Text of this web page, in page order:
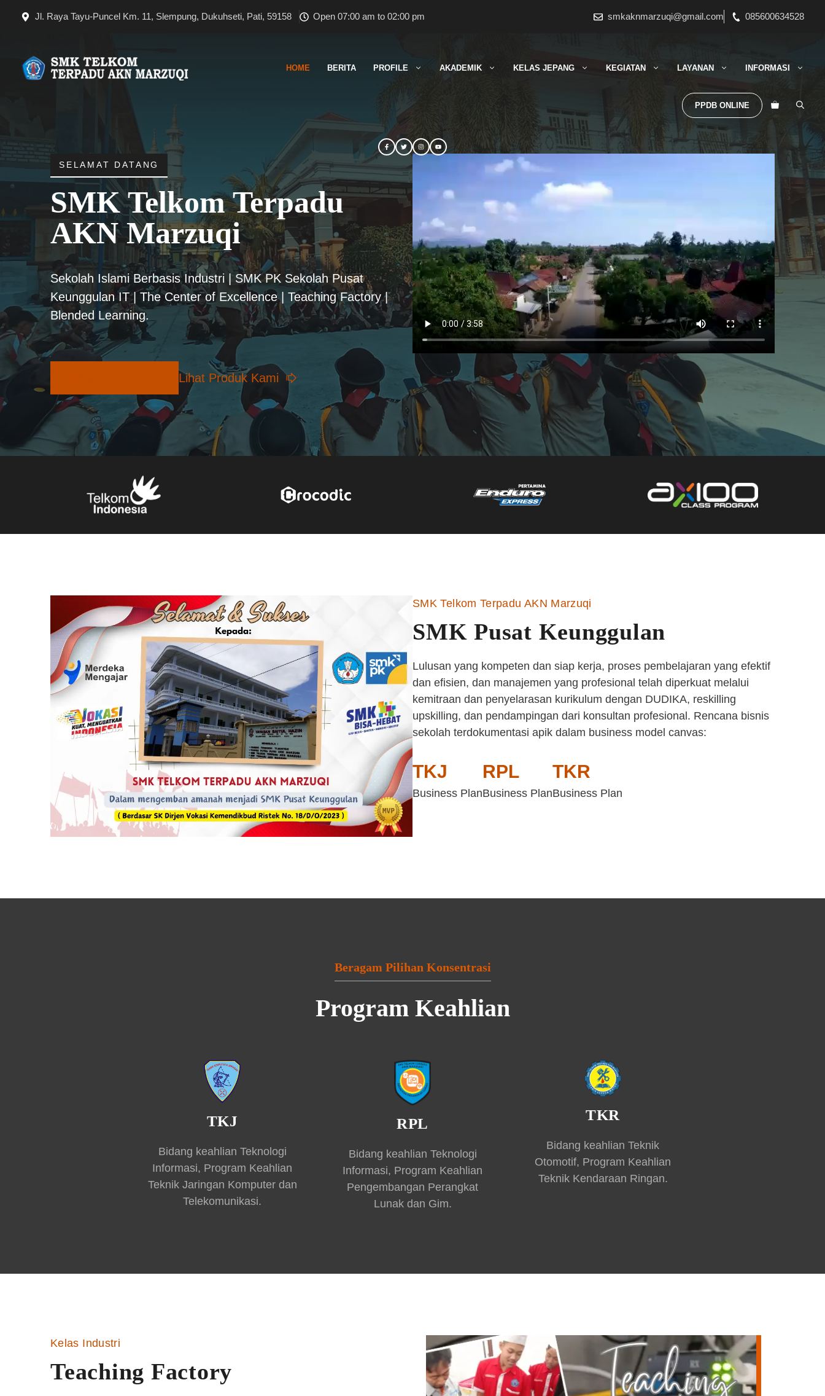
Jl. Raya Tayu-Puncel Km. 11, Slempung, Dukuhseti, Pati, 59158 Open 07:00 am to 02:00 pm smkaknmarzuqi@gmail.com 085600634528
HOME BERITA PROFILE AKADEMIK KELAS JEPANG KEGIATAN LAYANAN INFORMASI
PPDB ONLINE
SELAMAT DATANG
SMK Telkom Terpadu
AKN Marzuqi
Sekolah Islami Berbasis Industri | SMK PK Sekolah Pusat
Keunggulan IT | The Center of Excellence | Teaching Factory |
Blended Learning.
Lihat Produk Kami
SMK Telkom Terpadu AKN Marzuqi
SMK Pusat Keunggulan
Lulusan yang kompeten dan siap kerja, proses pembelajaran yang efektif
dan efisien, dan manajemen yang profesional telah diperkuat melalui
kemitraan dan penyelarasan kurikulum dengan DUDIKA, reskilling
upskilling, dan pendampingan dari konsultan profesional. Rencana bisnis
sekolah terdokumentasi apik dalam business model canvas:
TKJ
Business Plan
RPL
Business Plan
TKR
Business Plan
Beragam Pilihan Konsentrasi
Program Keahlian
TKJ
Bidang keahlian Teknologi
Informasi, Program Keahlian
Teknik Jaringan Komputer dan
Telekomunikasi.
RPL
Bidang keahlian Teknologi
Informasi, Program Keahlian
Pengembangan Perangkat
Lunak dan Gim.
TKR
Bidang keahlian Teknik
Otomotif, Program Keahlian
Teknik Kendaraan Ringan.
Kelas Industri
Teaching Factory